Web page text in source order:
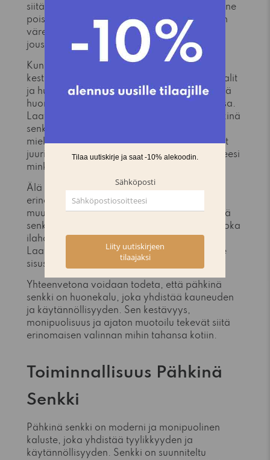
siitä ajattoman valinnan, joka ei koskaan mene
pois muodista. Voit yhdistää senkkiä erilaisiin
väreihin ja materiaaleihin, mikä lisää sen
joustavuutta sisustuksessa.
Kun valitset pähkinä senkin, panostat myös
kestävään kehitykseen. Laadukkaat materiaalit
ja huolellinen valmistusprosessi takaavat, että
huonekalu kestää käyttöä ja säilyttää arvonsa.
Laatukaluste tarjoaa laajan valikoiman pähkinä
senkkejä, jotka ovat sekä esteettisesti
miellyttäviä että käytännöllisiä. Meiltä löydät
juuri sinulle sopivan vaihtoehdon, olipa tarpeesi
minkälaisia tahansa.
Älä unohda, että pähkinä senkki on myös
erinomainen lahjaidea. Oli kyseessä sitten
muuttajaislahja tai merkkipäivälahja, pähkinä
senkki on käytännöllinen ja tyylikäs valinta, joka
ilahduttaa vastaanottajaa pitkään. Valitse
Laatukalusteesta oma pähkinä senkkisi ja vie
sisustuksesi uudelle tasolle!
Yhteenvetona voidaan todeta, että pähkinä
senkki on huonekalu, joka yhdistää kauneuden
ja käytännöllisyyden. Sen kestävyys,
monipuolisuus ja ajaton muotoilu tekevät siitä
erinomaisen valinnan mihin tahansa kotiin.
Toiminnallisuus Pähkinä
Senkki
Pähkinä senkki on moderni ja monipuolinen
kaluste, joka yhdistää tyylikkyyden ja
käytännöllisyyden. Senkki on suunniteltu